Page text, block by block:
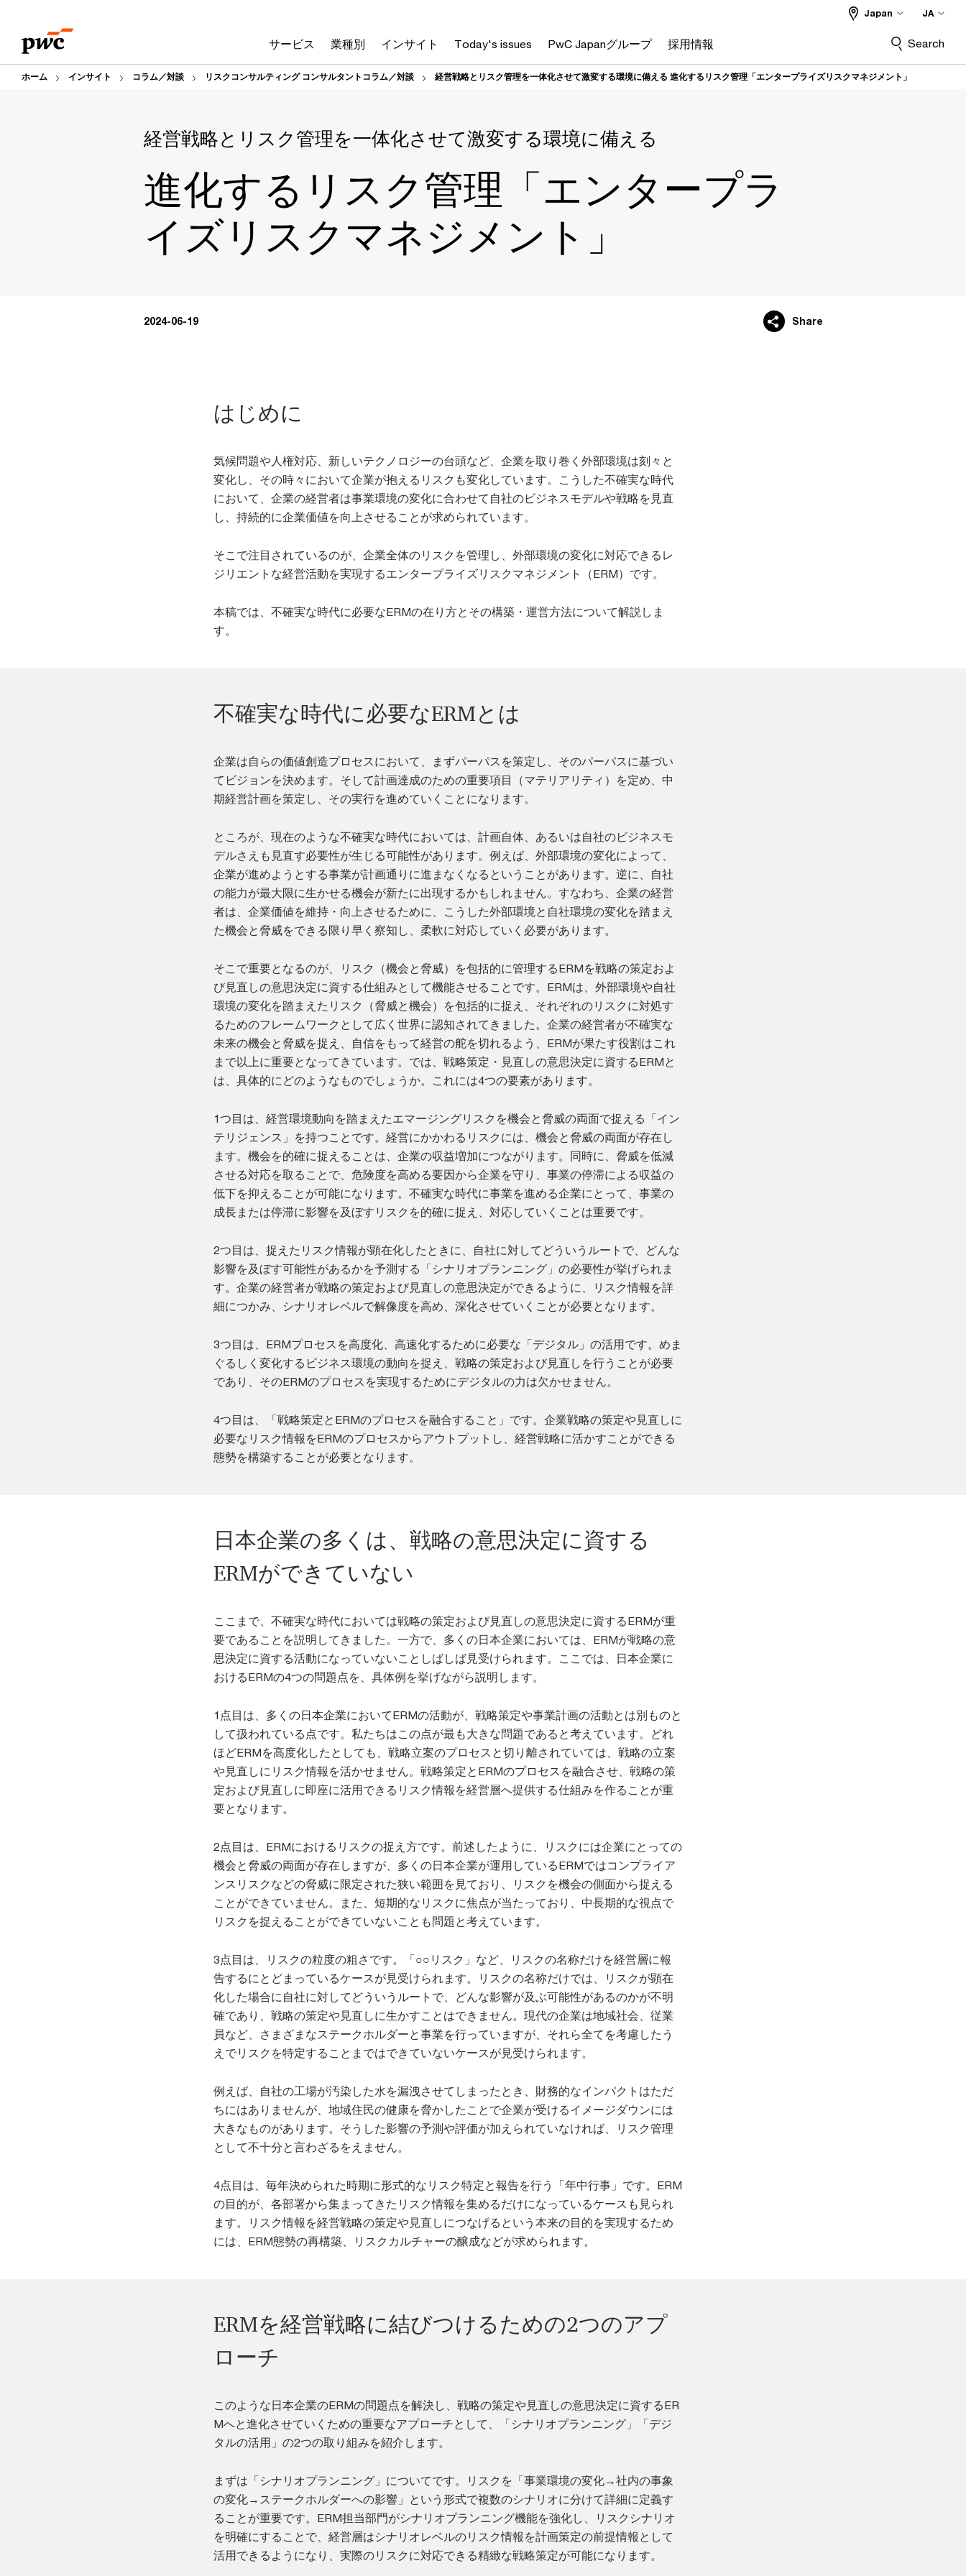
content
footer
サービス 業種別 インサイト Today's issues PwC Japanグループ 採用情報
Japan JA
Search
ホーム インサイト コラム／対談 リスクコンサルティング コンサルタントコラム／対談 経営戦略とリスク管理を一体化させて激変する環境に備える 進化するリスク管理「エンタープライズリスクマネジメント」
経営戦略とリスク管理を一体化させて激変する環境に備える
進化するリスク管理「エンタープラ
イズリスクマネジメント」
2024-06-19 Share
はじめに
気候問題や人権対応、新しいテクノロジーの台頭など、企業を取り巻く外部環境は刻々と
変化し、その時々において企業が抱えるリスクも変化しています。こうした不確実な時代
において、企業の経営者は事業環境の変化に合わせて自社のビジネスモデルや戦略を見直
し、持続的に企業価値を向上させることが求められています。
そこで注目されているのが、企業全体のリスクを管理し、外部環境の変化に対応できるレ
ジリエントな経営活動を実現するエンタープライズリスクマネジメント（ERM）です。
本稿では、不確実な時代に必要なERMの在り方とその構築・運営方法について解説しま
す。
不確実な時代に必要なERMとは
企業は自らの価値創造プロセスにおいて、まずパーパスを策定し、そのパーパスに基づい
てビジョンを決めます。そして計画達成のための重要項目（マテリアリティ）を定め、中
期経営計画を策定し、その実行を進めていくことになります。
ところが、現在のような不確実な時代においては、計画自体、あるいは自社のビジネスモ
デルさえも見直す必要性が生じる可能性があります。例えば、外部環境の変化によって、
企業が進めようとする事業が計画通りに進まなくなるということがあります。逆に、自社
の能力が最大限に生かせる機会が新たに出現するかもしれません。すなわち、企業の経営
者は、企業価値を維持・向上させるために、こうした外部環境と自社環境の変化を踏まえ
た機会と脅威をできる限り早く察知し、柔軟に対応していく必要があります。
そこで重要となるのが、リスク（機会と脅威）を包括的に管理するERMを戦略の策定およ
び見直しの意思決定に資する仕組みとして機能させることです。ERMは、外部環境や自社
環境の変化を踏まえたリスク（脅威と機会）を包括的に捉え、それぞれのリスクに対処す
るためのフレームワークとして広く世界に認知されてきました。企業の経営者が不確実な
未来の機会と脅威を捉え、自信をもって経営の舵を切れるよう、ERMが果たす役割はこれ
まで以上に重要となってきています。では、戦略策定・見直しの意思決定に資するERMと
は、具体的にどのようなものでしょうか。これには4つの要素があります。
1つ目は、経営環境動向を踏まえたエマージングリスクを機会と脅威の両面で捉える「イン
テリジェンス」を持つことです。経営にかかわるリスクには、機会と脅威の両面が存在し
ます。機会を的確に捉えることは、企業の収益増加につながります。同時に、脅威を低減
させる対応を取ることで、危険度を高める要因から企業を守り、事業の停滞による収益の
低下を抑えることが可能になります。不確実な時代に事業を進める企業にとって、事業の
成長または停滞に影響を及ぼすリスクを的確に捉え、対応していくことは重要です。
2つ目は、捉えたリスク情報が顕在化したときに、自社に対してどういうルートで、どんな
影響を及ぼす可能性があるかを予測する「シナリオプランニング」の必要性が挙げられま
す。企業の経営者が戦略の策定および見直しの意思決定ができるように、リスク情報を詳
細につかみ、シナリオレベルで解像度を高め、深化させていくことが必要となります。
3つ目は、ERMプロセスを高度化、高速化するために必要な「デジタル」の活用です。めま
ぐるしく変化するビジネス環境の動向を捉え、戦略の策定および見直しを行うことが必要
であり、そのERMのプロセスを実現するためにデジタルの力は欠かせません。
4つ目は、「戦略策定とERMのプロセスを融合すること」です。企業戦略の策定や見直しに
必要なリスク情報をERMのプロセスからアウトプットし、経営戦略に活かすことができる
態勢を構築することが必要となります。
日本企業の多くは、戦略の意思決定に資する
ERMができていない
ここまで、不確実な時代においては戦略の策定および見直しの意思決定に資するERMが重
要であることを説明してきました。一方で、多くの日本企業においては、ERMが戦略の意
思決定に資する活動になっていないことしばしば見受けられます。ここでは、日本企業に
おけるERMの4つの問題点を、具体例を挙げながら説明します。
1点目は、多くの日本企業においてERMの活動が、戦略策定や事業計画の活動とは別ものと
して扱われている点です。私たちはこの点が最も大きな問題であると考えています。どれ
ほどERMを高度化したとしても、戦略立案のプロセスと切り離されていては、戦略の立案
や見直しにリスク情報を活かせません。戦略策定とERMのプロセスを融合させ、戦略の策
定および見直しに即座に活用できるリスク情報を経営層へ提供する仕組みを作ることが重
要となります。
2点目は、ERMにおけるリスクの捉え方です。前述したように、リスクには企業にとっての
機会と脅威の両面が存在しますが、多くの日本企業が運用しているERMではコンプライア
ンスリスクなどの脅威に限定された狭い範囲を見ており、リスクを機会の側面から捉える
ことができていません。また、短期的なリスクに焦点が当たっており、中長期的な視点で
リスクを捉えることができていないことも問題と考えています。
3点目は、リスクの粒度の粗さです。「○○リスク」など、リスクの名称だけを経営層に報
告するにとどまっているケースが見受けられます。リスクの名称だけでは、リスクが顕在
化した場合に自社に対してどういうルートで、どんな影響が及ぶ可能性があるのかが不明
確であり、戦略の策定や見直しに生かすことはできません。現代の企業は地域社会、従業
員など、さまざまなステークホルダーと事業を行っていますが、それら全てを考慮したう
えでリスクを特定することまではできていないケースが見受けられます。
例えば、自社の工場が汚染した水を漏洩させてしまったとき、財務的なインパクトはただ
ちにはありませんが、地域住民の健康を脅かしたことで企業が受けるイメージダウンには
大きなものがあります。そうした影響の予測や評価が加えられていなければ、リスク管理
として不十分と言わざるをえません。
4点目は、毎年決められた時期に形式的なリスク特定と報告を行う「年中行事」です。ERM
の目的が、各部署から集まってきたリスク情報を集めるだけになっているケースも見られ
ます。リスク情報を経営戦略の策定や見直しにつなげるという本来の目的を実現するため
には、ERM態勢の再構築、リスクカルチャーの醸成などが求められます。
ERMを経営戦略に結びつけるための2つのアプ
ローチ
このような日本企業のERMの問題点を解決し、戦略の策定や見直しの意思決定に資するER
Mへと進化させていくための重要なアプローチとして、「シナリオプランニング」「デジ
タルの活用」の2つの取り組みを紹介します。
まずは「シナリオプランニング」についてです。リスクを「事業環境の変化→社内の事象
の変化→ステークホルダーへの影響」という形式で複数のシナリオに分けて詳細に定義す
ることが重要です。ERM担当部門がシナリオプランニング機能を強化し、リスクシナリオ
を明確にすることで、経営層はシナリオレベルのリスク情報を計画策定の前提情報として
活用できるようになり、実際のリスクに対応できる精緻な戦略策定が可能になります。